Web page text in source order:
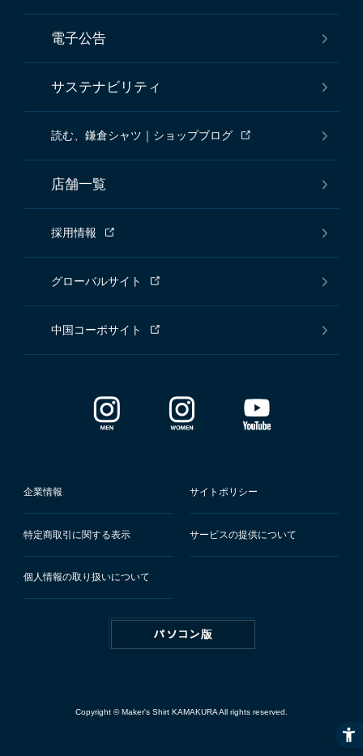
電子公告
サステナビリティ
読む、鎌倉シャツ｜ショップブログ
店舗一覧
採用情報
グローバルサイト
中国コーポサイト
企業情報 サイトポリシー
特定商取引に関する表示 サービスの提供について
個人情報の取り扱いについて
Copyright © Maker's Shirt KAMAKURA All rights reserved.